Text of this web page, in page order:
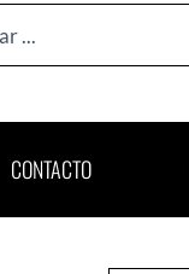
CONTACTO